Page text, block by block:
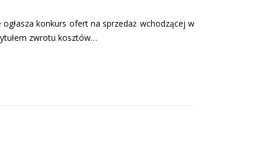
konkurs ofert na sprzedaż wchodzącej w
zwrotu kosztów…